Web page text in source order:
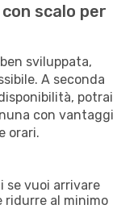
scalo per
sviluppata,
A seconda
potrai
con vantaggi
orari.
se vuoi arrivare
ridurre al minimo